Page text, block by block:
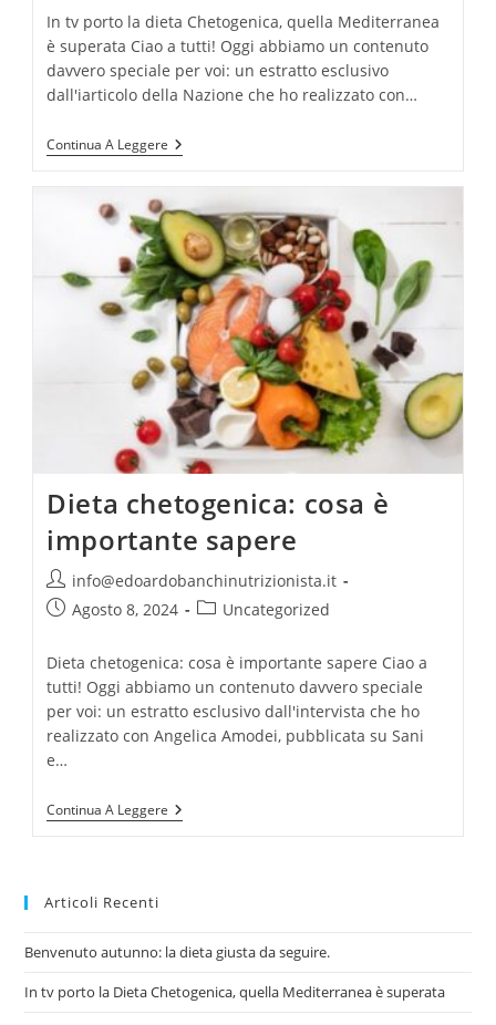
In tv porto la dieta Chetogenica, quella Mediterranea
è superata Ciao a tutti! Oggi abbiamo un contenuto
davvero speciale per voi: un estratto esclusivo
dall'iarticolo della Nazione che ho realizzato con…
Continua A Leggere In
Tv
Dieta
Chetogenica,
Quella
Mediterranea
È
Superata
Dieta chetogenica: cosa è
importante sapere
Autore
dell'articolo:
info@edoardobanchinutrizionista.it
ArticoloAgosto 8, 2024
Categoria
Uncategorized
Dieta chetogenica: cosa è importante sapere Ciao a
tutti! Oggi abbiamo un contenuto davvero speciale
per voi: un estratto esclusivo dall'intervista che ho
realizzato con Angelica Amodei, pubblicata su Sani
e…
Continua A Leggere Dieta
Chetogenica:
Articoli Recenti
Benvenuto autunno: la dieta giusta da seguire.
In tv porto la Dieta Chetogenica, quella Mediterranea è superata